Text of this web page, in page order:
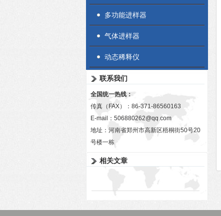
多功能进样器
气体进样器
动态稀释仪
联系我们
全国统一热线：
传真（FAX）：86-371-86560163
E-mail： 506880262@qq.com
地址：河南省郑州市高新区梧桐街50号20
号楼一栋
相关文章